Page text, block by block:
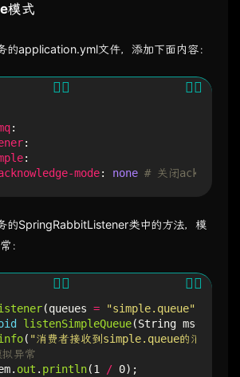
模式
的application.yml文件，添加下面内容：
:
:
:
mode: none # 关闭ack
的SpringRabbitListener类中的方法，模
：
(queues = "simple.queue"
listenSimpleQueue(String msg
( "消费者接收到simple.queue的消息：
异常
. out . println(1 / 0);